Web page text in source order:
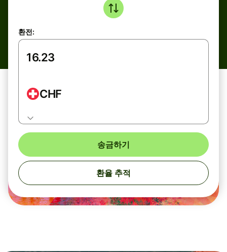
환전:
CHF
송금하기
환율 추적